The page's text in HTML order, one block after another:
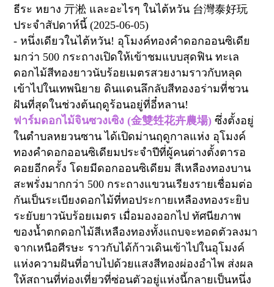
ธีระ หยาง亓淞 และอะไรๆ ในไต้หวัน 台灣泰好玩
ประจำสัปดาห์นี้ (2025-06-05)
- หนึ่งเดียวในไต้หวัน! อุโมงค์ทองคำดอกออนซิเดีย
มกว่า 500 กระถางเปิดให้เข้าชมแบบสุดฟิน ทะเล
ดอกไม้สีทองยาวนับร้อยเมตรสวยงามราวกับหลุด
เข้าไปในเทพนิยาย ดินแดนลึกลับสีทองอร่ามที่ชวน
ฝันที่สุดในช่วงต้นฤดูร้อนอยู่ที่อี๋หลาน!
ฟาร์มดอกไม้จินซวงเซิง (金雙甡花卉農場) ซึ่งตั้งอยู่
ในตำบลหยวนซาน ได้เปิดม่านฤดูกาลแห่ง อุโมงค์
ทองคำดอกออนซิเดียมประจำปีที่ผู้คนต่างตั้งตารอ
คอยอีกครั้ง โดยมีดอกออนซิเดียม สีเหลืองทองบาน
สะพรั่งมากกว่า 500 กระถางแขวนเรียงรายเชื่อมต่อ
กันเป็นระเบียงดอกไม้ที่ทอประกายเหลืองทองระยิบ
ระยับยาวนับร้อยเมตร เมื่อมองออกไป ทัศนียภาพ
ของน้ำตกดอกไม้สีเหลืองทองทั้งแถบจะทอดตัวลงมา
จากเหนือศีรษะ ราวกับได้ก้าวเดินเข้าไปในอุโมงค์
แห่งความฝันที่อาบไปด้วยแสงสีทองผ่องอำไพ ส่งผล
ให้สถานที่ท่องเที่ยวที่ซ่อนตัวอยู่แห่งนี้กลายเป็นหนึ่ง